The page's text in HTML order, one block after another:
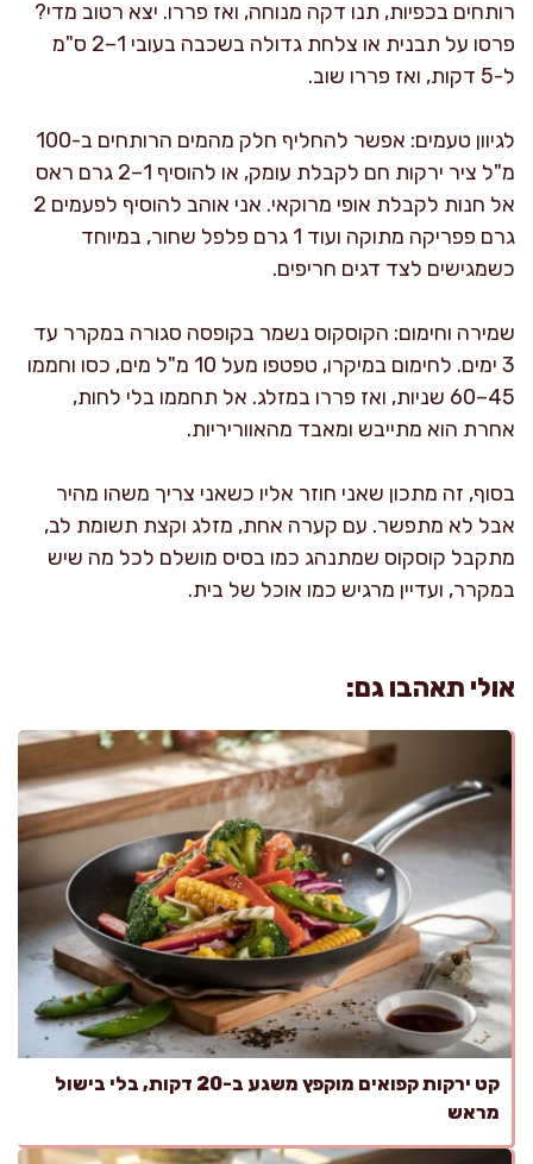
רותחים בכפיות, תנו דקה מנוחה, ואז פררו. יצא רטוב מדי?
פרסו על תבנית או צלחת גדולה בשכבה בעובי 1–2 ס"מ
ל-5 דקות, ואז פררו שוב.
לגיוון טעמים: אפשר להחליף חלק מהמים הרותחים ב-100
מ"ל ציר ירקות חם לקבלת עומק, או להוסיף 1–2 גרם ראס
אל חנות לקבלת אופי מרוקאי. אני אוהב להוסיף לפעמים 2
גרם פפריקה מתוקה ועוד 1 גרם פלפל שחור, במיוחד
כשמגישים לצד דגים חריפים.
שמירה וחימום: הקוסקוס נשמר בקופסה סגורה במקרר עד
3 ימים. לחימום במיקרו, טפטפו מעל 10 מ"ל מים, כסו וחממו
45–60 שניות, ואז פררו במזלג. אל תחממו בלי לחות,
אחרת הוא מתייבש ומאבד מהאווריריות.
בסוף, זה מתכון שאני חוזר אליו כשאני צריך משהו מהיר
אבל לא מתפשר. עם קערה אחת, מזלג וקצת תשומת לב,
מתקבל קוסקוס שמתנהג כמו בסיס מושלם לכל מה שיש
במקרר, ועדיין מרגיש כמו אוכל של בית.
אולי תאהבו גם:
קט ירקות קפואים מוקפץ משגע ב-20 דקות, בלי בישול
מראש